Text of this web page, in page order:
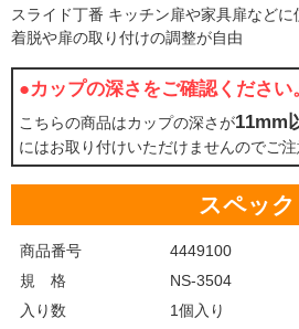
スライド丁番 キッチン扉や家具扉などに
着脱や扉の取り付けの調整が自由
●カップの深さをご確認ください
こちらの商品はカップの深さが11mm
にはお取り付けいただけませんのでご注
スペック
商品番号
4449100
規 格
NS-3504
入り数
1個入り